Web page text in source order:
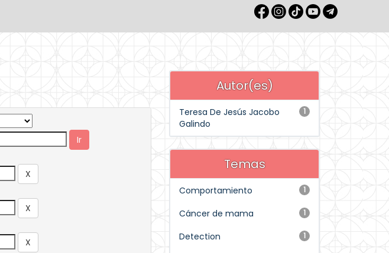
Autor(es)
1
Teresa De Jesús Jacobo
Galindo
Temas
1
Comportamiento
1
Cáncer de mama
1
Detection